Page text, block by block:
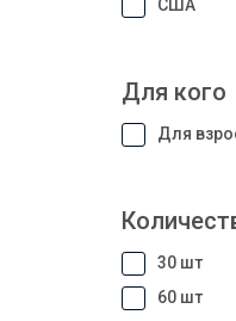
США
Для кого
Для
30 шт
60 шт